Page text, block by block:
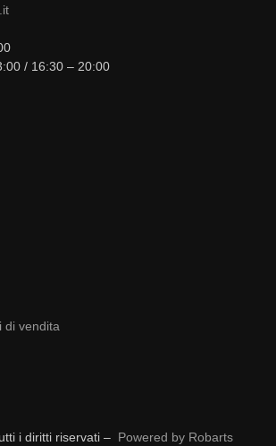
/ 16:30 – 20:00
di vendita
i diritti riservati – Powered by Robarts